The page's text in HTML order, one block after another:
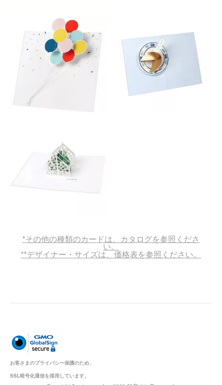
*その他の種類のカードは、カタログを参照くださ
い。
**デザイナー・サイズは、価格表を参照ください。
お客さまのプライバシー保護のため、
SSL暗号化通信を採用しています。